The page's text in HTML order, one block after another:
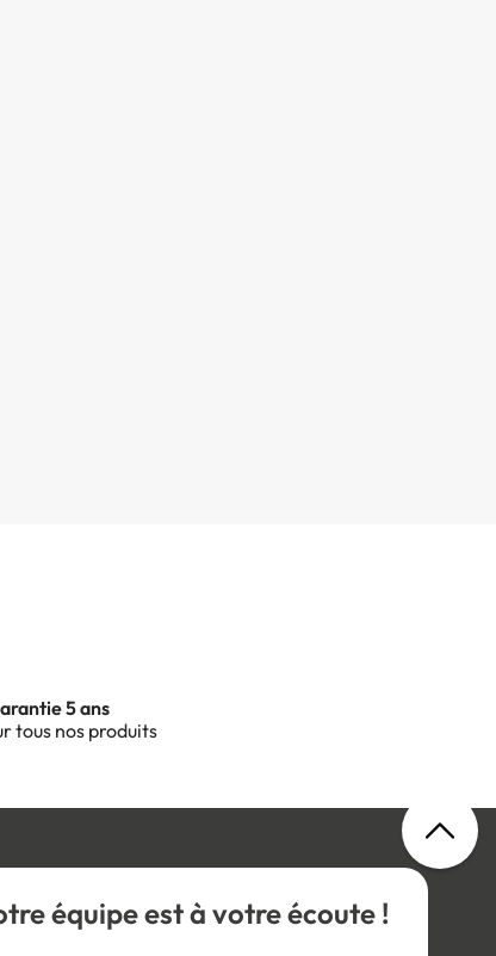
5 ans
tous nos produits
équipe est à votre écoute !